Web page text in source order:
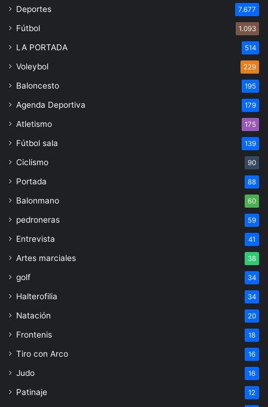
Deportes 7.677
Fútbol 1.093
LA PORTADA 514
Voleybol 229
Baloncesto 195
Agenda Deportiva 179
Atletismo 175
Fútbol sala 139
Ciclismo 90
Portada 88
Balonmano 60
pedroneras 59
Entrevista 41
Artes marciales 38
golf 34
Halterofilia 34
Natación 20
Frontenis 18
Tiro con Arco 16
Judo 16
Patinaje 12